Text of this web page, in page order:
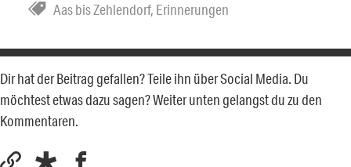
Aas bis Zehlendorf, Erinnerungen
Dir hat der Beitrag gefallen? Teile ihn über Social Media. Du
möchtest etwas dazu sagen? Weiter unten gelangst du zu den
Kommentaren.